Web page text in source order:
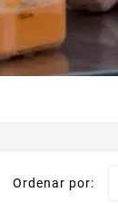
Ordenar por: